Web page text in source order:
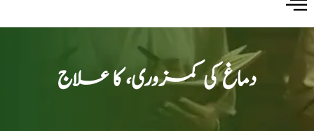
دماغ کی کمزوری، کا علاج